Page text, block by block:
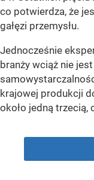
co potwierdza, że
gałęzi przemysłu.
Jednocześnie
branży wciąż nie
krajowej produkcji
około jedną trzecią,